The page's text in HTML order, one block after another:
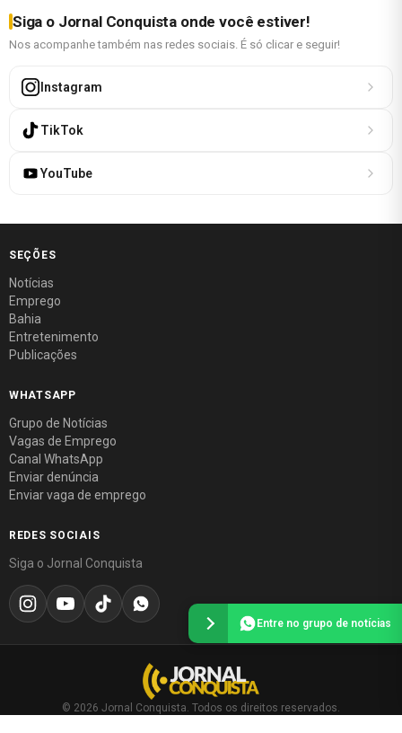
Siga o Jornal Conquista onde você estiver!
Nos acompanhe também nas redes sociais. É só clicar e seguir!
Instagram
TikTok
YouTube
SEÇÕES
Notícias
Emprego
Bahia
Entretenimento
Publicações
WHATSAPP
Grupo de Notícias
Vagas de Emprego
Canal WhatsApp
Enviar denúncia
Enviar vaga de emprego
REDES SOCIAIS
Siga o Jornal Conquista
© 2026 Jornal Conquista. Todos os direitos reservados.
Entre no grupo de notícias